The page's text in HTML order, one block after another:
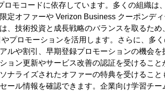
ロモコードに依存しています。多くの組織は
定オファーや Verizon Business クーポンデ
、技術投資と成長戦略のバランスを取るため
やプロモーションを活用します。さらに、多
ルや割引、早期登録プロモーションの機会
ョン更新やサービス改善の認証を受けること
ナライズされたオファーの特典を受けるこ
ール情報を確認できます。企業向け学習チー